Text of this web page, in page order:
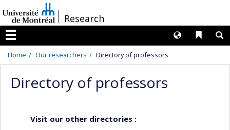
au
contenu
/Research
Menu
Liens
Langues
Home Our researchers Directory of professors
Directory of professors
Visit our other directories :